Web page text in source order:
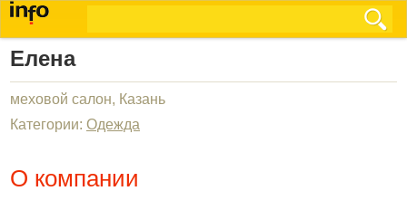
Елена
меховой салон, Казань
Категории: Одежда
О компании